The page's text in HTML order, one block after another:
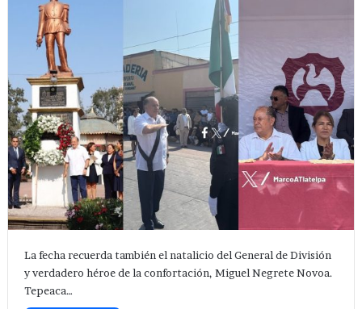
La fecha recuerda también el natalicio del General de División
y verdadero héroe de la confortación, Miguel Negrete Novoa.
Tepeaca…